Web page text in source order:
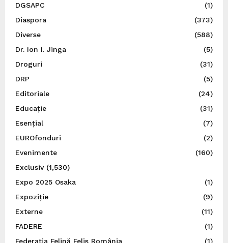
DGSAPC
(1)
Diaspora
(373)
Diverse
(588)
Dr. Ion I. Jinga
(5)
Droguri
(31)
DRP
(5)
Editoriale
(24)
Educație
(31)
Esențial
(7)
EUROfonduri
(2)
Evenimente
(160)
Exclusiv(1,530)
Expo 2025 Osaka
(1)
Expoziție
(9)
Externe
(11)
FADERE
(1)
Federația Felină Felis România
(1)